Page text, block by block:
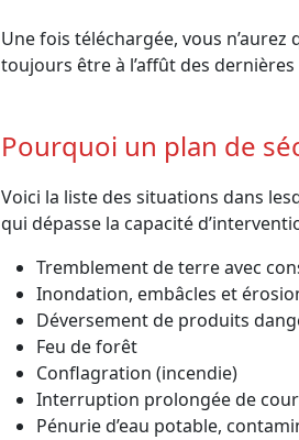
Une fois téléchargée, vous
toujours être à l’affût des
Pourquoi un plan de
Voici la liste des situations dans
qui dépasse la capacité
Tremblement de terre avec
Inondation, embâcles et
Déversement de produits
Feu de forêt
Conflagration (incendie)
Interruption prolongée de
Pénurie d’eau potable,